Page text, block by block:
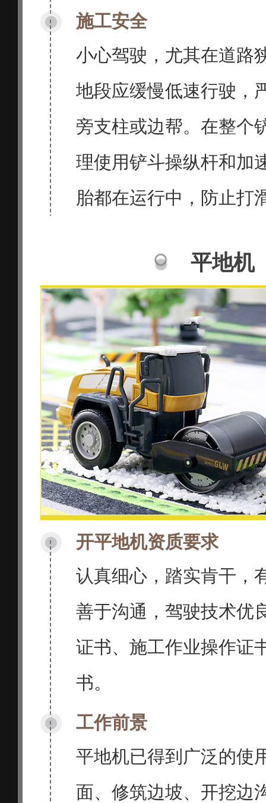
施工安全
小心驾驶，尤其在道路
地段应缓慢低速行驶，
旁支柱或边帮。在整个
理使用铲斗操纵杆和加
胎都在运行中，防止打
平地机
开平地机资质要求
认真细心，踏实肯干，
善于沟通，驾驶技术优
证书、施工作业操作证
书。
工作前景
平地机已得到广泛的使
面、修筑边坡、开挖边